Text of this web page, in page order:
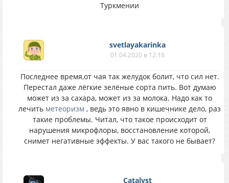
Туркмении
svetlayakarinka
01.04.2020 в 12:18
Последнее время,от чая так желудок болит, что сил нет.
Перестал даже лёгкие зелёные сорта пить. Вот думаю
может из за сахара, может из за молока. Надо как то
лечить метеоризм , ведь это явно в кишечнике дело, раз
такие проблемы. Читал, что такое происходит от
нарушения микрофлоры, восстановление которой,
снимет негативные эффекты. У вас такого не бывает?
Catalyst